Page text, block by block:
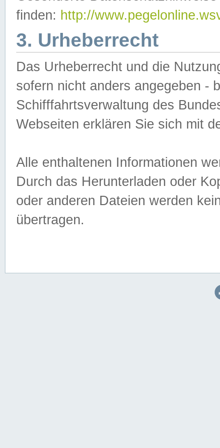
finden: http://
3. Urheberrecht
Das Urheberrecht und die
sofern nicht anders angegeben -
Schifffahrtsverwaltung des
Webseiten erklären Sie sich mit
Alle enthaltenen Informationen
Durch das Herunterladen oder
oder anderen Dateien werden
übertragen.